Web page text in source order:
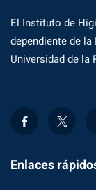
El Instituto de
dependiente de
Universidad de la
Enlaces